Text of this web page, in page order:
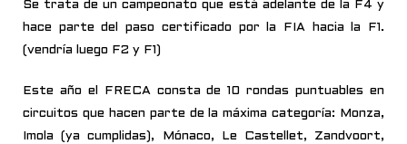
Se trata de un campeonato que está adelante de la F4 y
hace parte del paso certificado por la FIA hacia la F1.
(vendría luego F2 y F1)
Este año el FRECA consta de 10 rondas puntuables en
circuitos que hacen parte de la máximacategoría: Monza,
Imola (ya cumplidas), Mónaco, Le Castellet, Zandvoort,